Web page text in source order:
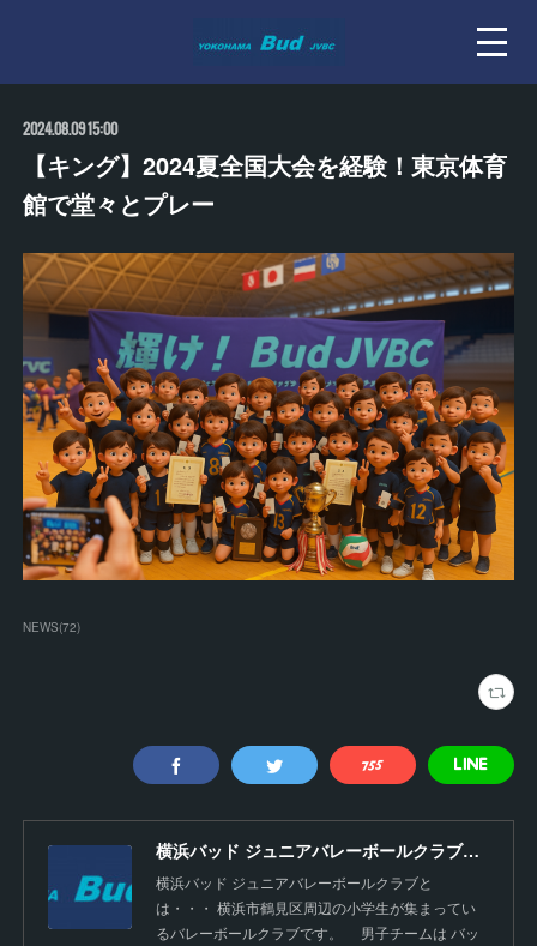
2024.08.09 15:00
【キング】2024夏全国大会を経験！東京体育
館で堂々とプレー
NEWS(72)
横浜バッド ジュニアバレーボールクラブ【公式】
横浜バッド ジュニアバレーボールクラブと
は・・・ 横浜市鶴見区周辺の小学生が集まってい
るバレーボールクラブです。 男子チームは バッ